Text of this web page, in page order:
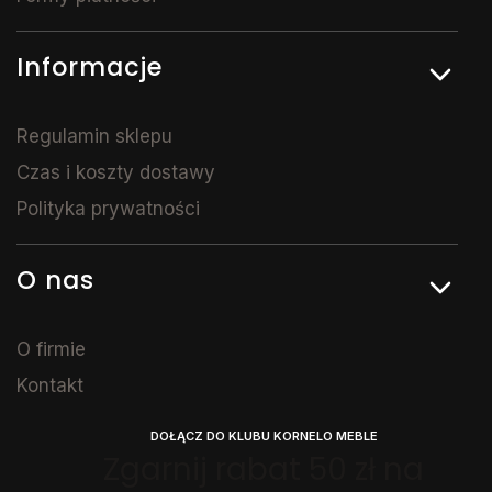
Informacje
Regulamin sklepu
Czas i koszty dostawy
Polityka prywatności
O nas
O firmie
Kontakt
DOŁĄCZ DO KLUBU KORNELO MEBLE